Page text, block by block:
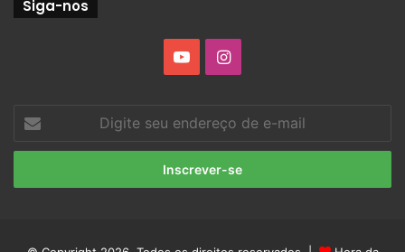
Siga-nos
YouTubeInstagram
seu
endereço
e-